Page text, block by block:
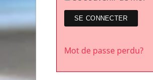
Mot de passe perdu?